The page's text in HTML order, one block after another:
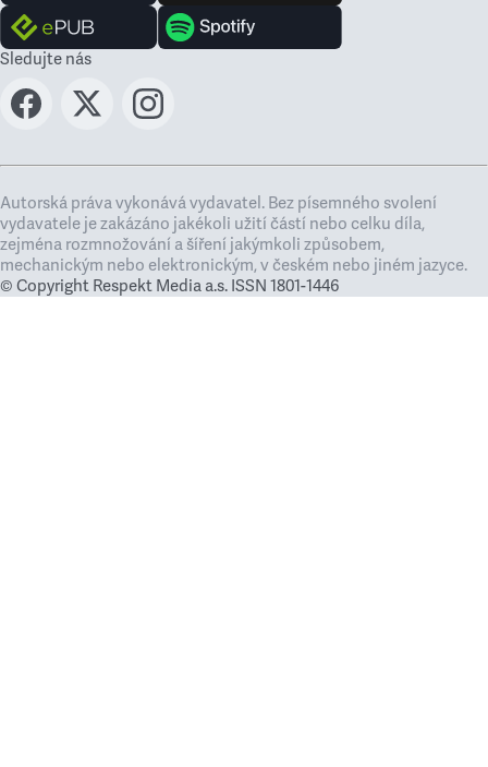
Sledujte nás
Autorská práva vykonává vydavatel. Bez písemného svolení
vydavatele je zakázáno jakékoli užití částí nebo celku díla,
zejména rozmnožování a šíření jakýmkoli způsobem,
mechanickým nebo elektronickým, v českém nebo jiném jazyce.
© Copyright Respekt Media a.s. ISSN 1801-1446